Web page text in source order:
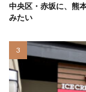
中央区・赤坂に、熊
みたい